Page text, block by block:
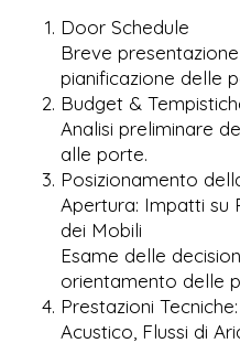
Door Schedule
Breve
pianificazione delle
Budget &
Analisi preliminare
alle porte.
Posizionamento
Apertura: Impatti su
dei Mobili
Esame delle
orientamento delle
Prestazioni
Acustico, Flussi di